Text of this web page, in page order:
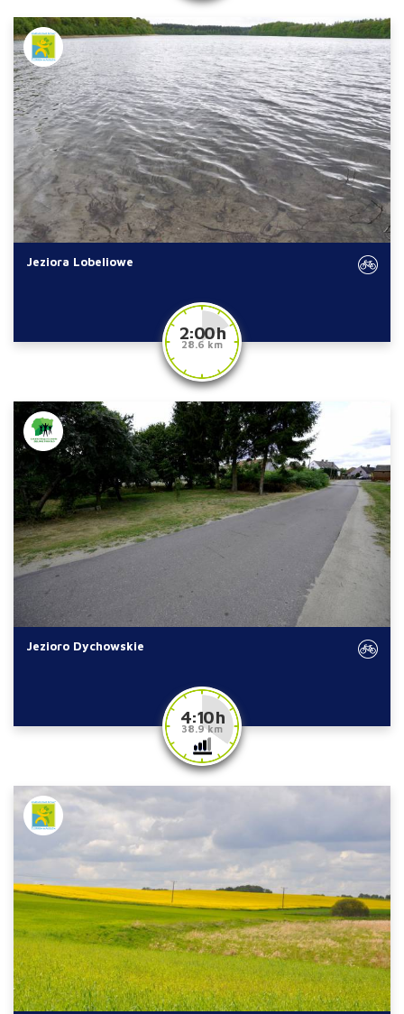
Jeziora Lobeliowe
2:00 h
28.6 km
Jezioro Dychowskie
4:10 h
38.9 km